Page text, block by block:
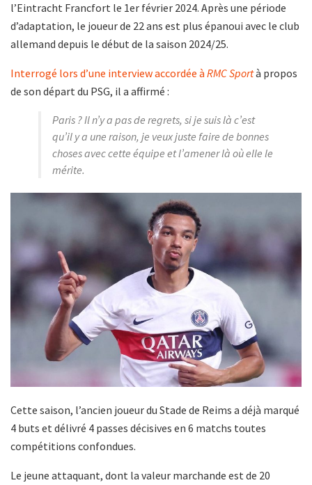
l’Eintracht Francfort le 1er février 2024. Après une période
d’adaptation, le joueur de 22 ans est plus épanoui avec le club
allemand depuis le début de la saison 2024/25.
Interrogé lors d’une interview accordée à RMC Sportà propos
de son départ du PSG, il a affirmé :
Paris ? Il n’y a pas de regrets, si je suis là c’est
qu’il y a une raison, je veux juste faire de bonnes
choses avec cette équipe et l’amener là où elle le
mérite.
Cette saison, l’ancien joueur du Stade de Reims a déjà marqué
4 buts et délivré 4 passes décisives en 6 matchs toutes
compétitions confondues.
Le jeune attaquant, dont la valeur marchande est de 20